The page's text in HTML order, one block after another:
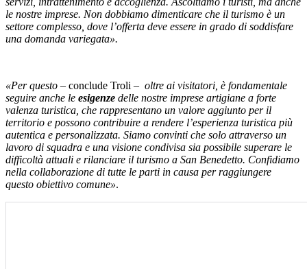
le nostre imprese. Non dobbiamo dimenticare che il turismo è un
settore complesso, dove l’offerta deve essere in grado di soddisfare
una domanda variegata».
«Per questo – conclude Troli – oltre ai visitatori, è fondamentale
seguire anche le esigenze delle nostre imprese artigiane a forte
valenza turistica, che rappresentano un valore aggiunto per il
territorio e possono contribuire a rendere l’esperienza turistica più
autentica e personalizzata. Siamo convinti che solo attraverso un
lavoro di squadra e una visione condivisa sia possibile superare le
difficoltà attuali e rilanciare il turismo a San Benedetto. Confidiamo
nella collaborazione di tutte le parti in causa per raggiungere
questo obiettivo comune».